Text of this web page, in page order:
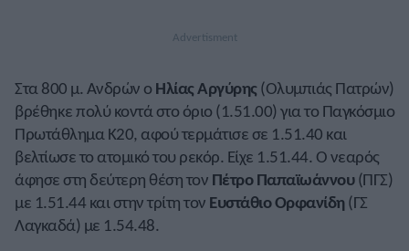
Στα 800 μ. Ανδρών ο ΗλίαςΑργύρης(Ολυμπιάς Πατρών)
βρέθηκε πολύ κοντά στο όριο (1.51.00) για το Παγκόσμιο
Πρωτάθλημα Κ20, αφού τερμάτισε σε 1.51.40 και
βελτίωσε το ατομικό του ρεκόρ. Είχε 1.51.44. Ο νεαρός
άφησε στη δεύτερη θέση τον Πέτρο Παπαϊωάννου(ΠΓΣ)
με 1.51.44 και στην τρίτη τον ΕυστάθιοΟρφανίδη(ΓΣ
Λαγκαδά) με 1.54.48.